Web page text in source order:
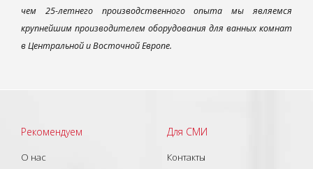
чем 25-летнего производственного опыта мы являемся
крупнейшим производителем оборудования для ванных комнат
в Центральной и Восточной Европе.
Рекомендуем
О нас
Для СМИ
Контакты